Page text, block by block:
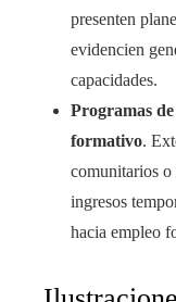
presenten
evidencien
capacidades.
Programas
formativo.
comunitarios o
ingresos
hacia empleo